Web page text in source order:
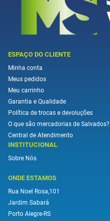
ESPAÇO DO CLIENTE
Minha conta
Meus pedidos
Meu carrinho
Garantia e Qualidade
Política de trocas e devoluções
O que são mercadorias de Salvados?
Central de Atendimento
INSTITUCIONAL
Sobre Nós
ONDE ESTAMOS
Rua Noel Rosa,101
Jardim Sabará
Porto Alegre-RS